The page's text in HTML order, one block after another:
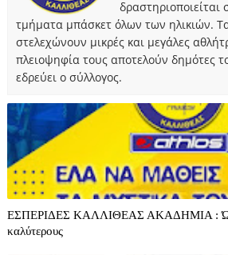
δραστηριοποιείται
τμήματα μπάσκετ όλων των ηλικιών.
στελεχώνουν μικρές και μεγάλες
πλειοψηφία τους αποτελούν δημότες
εδρεύει ο σύλλογος.
ΕΣΠΕΡΙΔΕΣ ΚΑΛΛΙΘΕΑΣ ΑΚΑΔΗΜΙΑ : Ώρα
καλύτερους